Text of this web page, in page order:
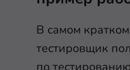
В самом
тестировщик
по